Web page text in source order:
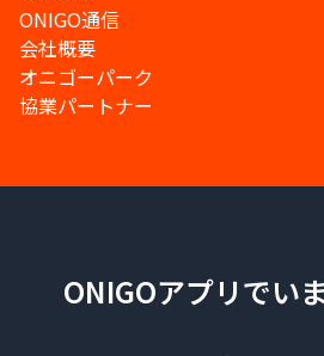
ONIGO通信
会社概要
オニゴーパーク
協業パートナー
ONIGOアプリでい